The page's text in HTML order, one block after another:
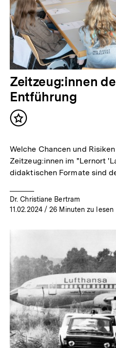
Zeitzeug:innen
Entführung
Inhalt
Welche Chancen und
Zeitzeug:innen im "Lernort
didaktischen Formate sind
Dr. Christiane Bertram
11.02.2024/ 26 Minuten zu lesen